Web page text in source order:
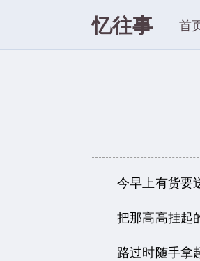
忆往事 首
今早上有货要
把那高高挂起
路过时随手拿